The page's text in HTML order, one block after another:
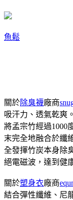
魚鬆
關於除臭襪廠商
吸汗力、透氣乾爽
將孟宗竹經過1000
末完全地融合於纖
全發揮竹炭本身除
絕電磁波，達到健
關於塑身衣廠商
結合彈性纖維、尼